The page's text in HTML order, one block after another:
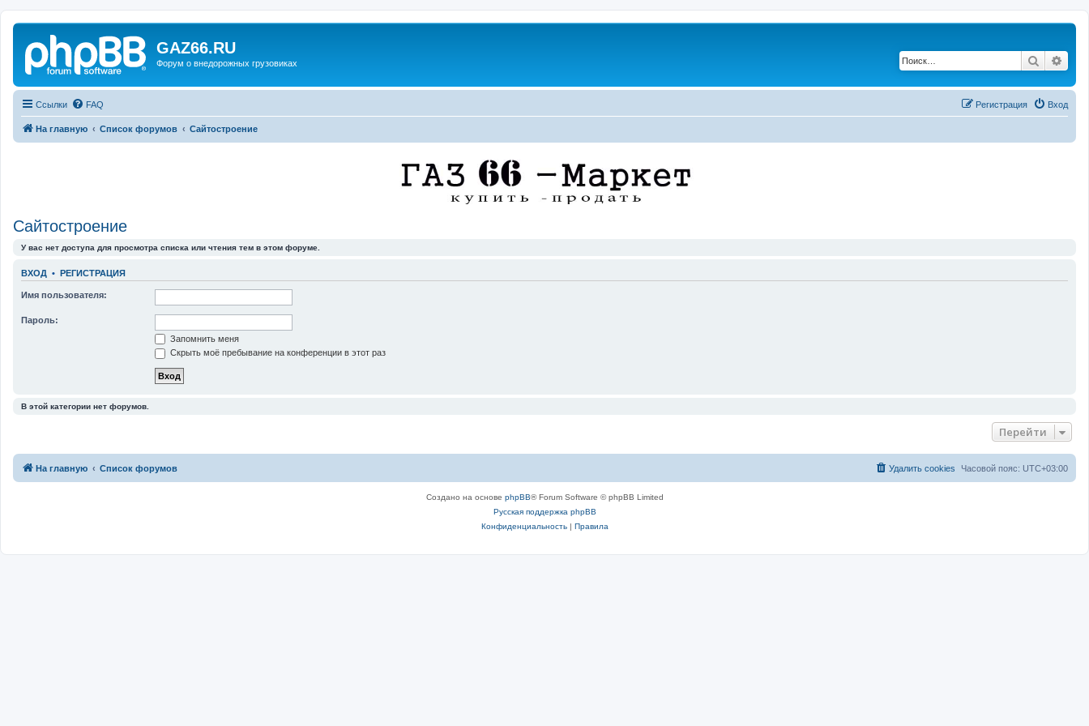
GAZ66.RU
Форум о внедорожных грузовиках Поиск
Ссылки FAQ Вход
Регистрация
На главную Список форумов Сайтостроение
Сайтостроение
У вас нет доступа для просмотра списка или чтения тем в этом форуме.
ВХОД • РЕГИСТРАЦИЯ
Имя пользователя:
Пароль:
Запомнить меня
Скрыть моё пребывание на конференции в этот раз
В этой категории нет форумов.
Перейти
На главную Список форумов Часовой пояс: UTC+03:00
Удалить cookies
Создано на основе phpBB® Forum Software © phpBB Limited
Русская поддержка phpBB
Конфиденциальность| Правила